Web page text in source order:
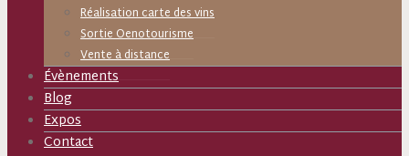
Réalisation carte des vins
Sortie Oenotourisme
Vente à distance
Évènements
Blog
Expos
Contact